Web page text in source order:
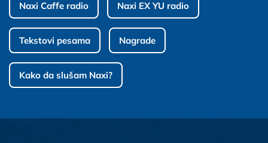
Naxi Caffe radio Naxi EX YU radio
Tekstovi pesama Nagrade
Kako da slušam Naxi?